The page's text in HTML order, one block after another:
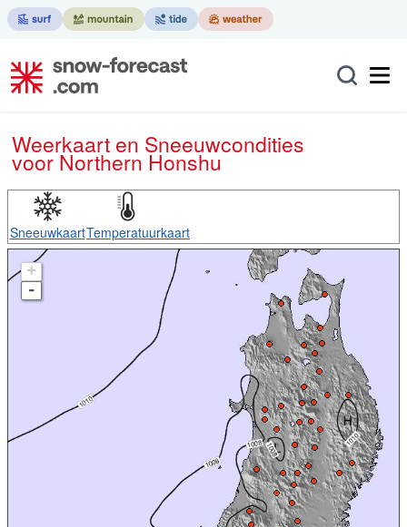
Weerkaart en Sneeuwcondities
voor Northern Honshu
SneeuwkaartTemperatuurkaart
+
-